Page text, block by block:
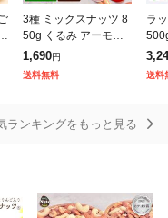
3種 ミックスナッツ 8
50g くるみ アーモン
ド カシューナッツ 送
料無料 無塩 無油 無添
1,690円
送料無料
ラ
料
ミ
送料
ランキングをもっと見る